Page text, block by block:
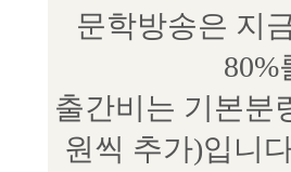
문학방송은 지
출간비는 기본분
원씩 추가)입니